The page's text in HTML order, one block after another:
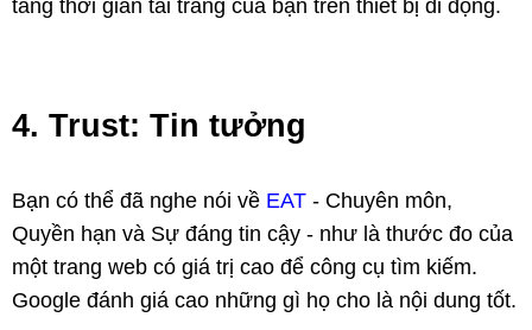
tăng thời gian tải trang của bạn trên thiết bị di động.
4. Trust: Tin tưởng
Bạn có thể đã nghe nói về EAT - Chuyên môn,
Quyền hạn và Sự đáng tin cậy - như là thước đo của
một trang web có giá trị cao để công cụ tìm kiếm.
Google đánh giá cao những gì họ cho là nội dung tốt.